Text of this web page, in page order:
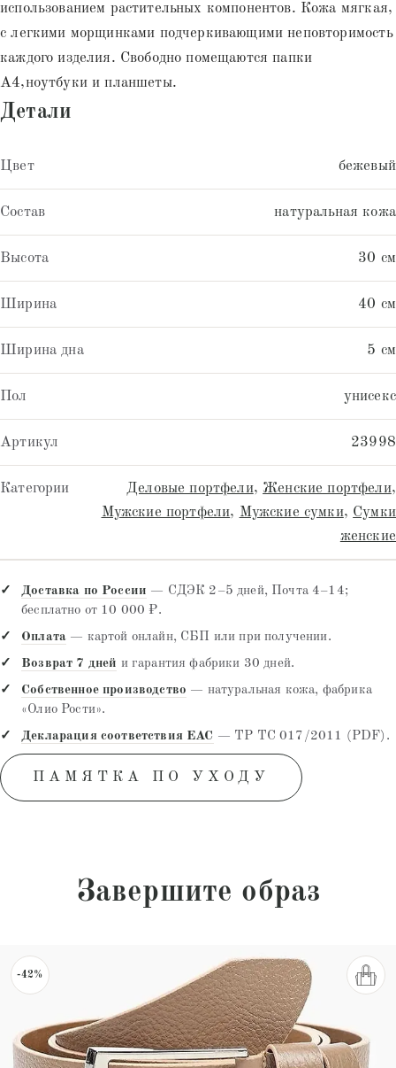
использованием растительных компонентов. Кожа мягкая,
с легкими морщинками подчеркивающими неповторимость
каждого изделия. Свободно помещаются папки
А4,ноутбуки и планшеты.
Детали
Цвет бежевый
Состав натуральная кожа
Высота 30 см
Ширина 40 см
Ширина дна 5 см
Пол унисекс
Артикул 23998
Категории Деловые портфели, Женские портфели,
Мужские портфели, Мужские сумки, Сумки
женские
Доставка по России — СДЭК 2–5 дней, Почта 4–14;
бесплатно от 10 000 ₽.
Оплата — картой онлайн, СБП или при получении.
Возврат 7 дней и гарантия фабрики 30 дней.
Собственное производство — натуральная кожа, фабрика
«Олио Рости».
Декларация соответствия EAC — ТР ТС 017/2011 (PDF).
ПАМЯТКА ПО УХОДУ
Завершите образ
-42%